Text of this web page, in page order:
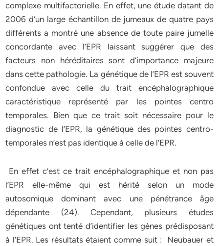
complexe multifactorielle. En effet, une étude datant de
2006 d’un large échantillon de jumeaux de quatre pays
différents a montré une absence de toute paire jumelle
concordante avec l’EPR laissant suggérer que des
facteurs non héréditaires sont d’importance majeure
dans cette pathologie. La génétique de l’EPR est souvent
confondue avec celle du trait encéphalographique
caractéristique représenté par les pointes centro
temporales. Bien que ce trait soit nécessaire pour le
diagnostic de l’EPR, la génétique des pointes centro-
temporales n’est pas identique à celle de l’EPR.
En effet c’est ce trait encéphalographique et non pas
l’EPR elle-même qui est hérité selon un mode
autosomique dominant avec une pénétrance âge
dépendante (24). Cependant, plusieurs études
génétiques ont tenté d’identifier les gènes prédisposant
à l’EPR. Les résultats étaient comme suit : Neubauer et